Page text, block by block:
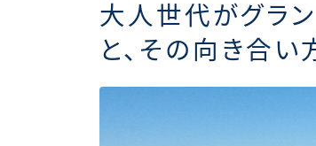
大人世代がグラ
と、その向き合い